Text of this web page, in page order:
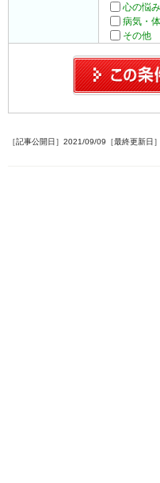
心の悩
病気・
その他
［記事公開日］2021/09/09［最終更新日